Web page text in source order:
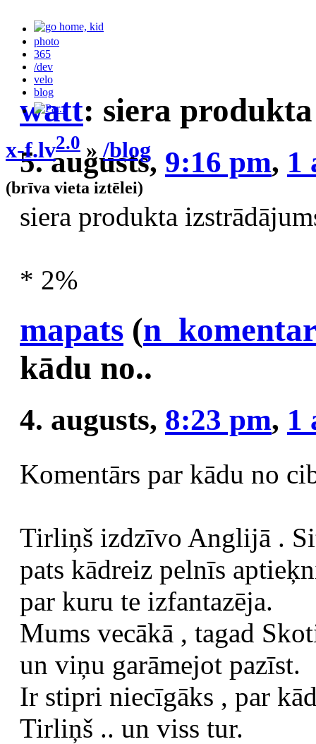
photo
365
/dev
velo
blog
x-f.lv2.0 » /blog
(brīva vieta iztēlei)
watt: siera
5. augusts, 9:16 pm, 1
siera produkta
* 2%
mapats (
kādu no..
4. augusts, 8:23 pm, 1
Komentārs par kādu no
Tirliņš izdzīvo Anglijā .
pats kādreiz pelnīs
par kuru te izfantazēja.
Mums vecākā , tagad
un viņu garāmejot pazīst.
Ir stipri niecīgāks , par
Tirliņš .. un viss tur.